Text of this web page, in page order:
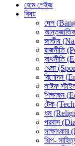
হোম পেইজ
বিষয়
দেশ
জাতীয়
রাজনীতি
অথনীতি
খেলা
বিনোদন
লাইফ
শিক্ষাঙ্গন
টেক
ধম
পরবাস
শিল্প-